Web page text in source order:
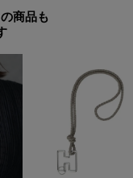
商品も